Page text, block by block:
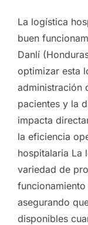
La logística
buen
Danlí
optimizar esta
administración
pacientes y la
impacta
la eficiencia
hospitalaria La
variedad de
asegurando
disponibles